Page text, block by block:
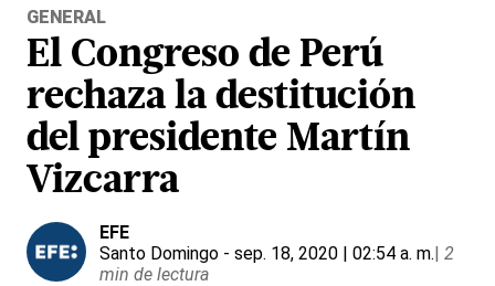
GENERAL
El Congreso de Perú
rechaza la destitución
del presidente Martín
Vizcarra
EFE
Santo Domingo - sep. 18, 2020 | 02:54 a. m.| 2
min de lectura